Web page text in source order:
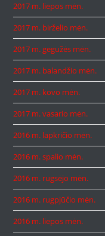
2017 m. liepos mėn.
2017 m. birželio mėn.
2017 m. gegužės mėn.
2017 m. balandžio mėn.
2017 m. kovo mėn.
2017 m. vasario mėn.
2016 m. lapkričio mėn.
2016 m. spalio mėn.
2016 m. rugsėjo mėn.
2016 m. rugpjūčio mėn.
2016 m. liepos mėn.